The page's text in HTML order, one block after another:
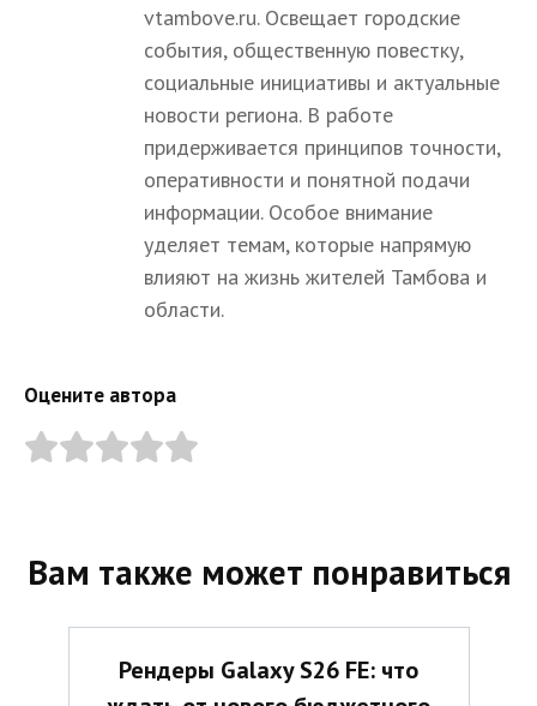
vtambove.ru. Освещает городские
события, общественную повестку,
социальные инициативы и актуальные
новости региона. В работе
придерживается принципов точности,
оперативности и понятной подачи
информации. Особое внимание
уделяет темам, которые напрямую
влияют на жизнь жителей Тамбова и
области.
Оцените автора
Вам также может понравиться
Рендеры Galaxy S26 FE: что